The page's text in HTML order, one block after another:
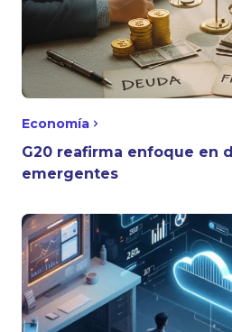
Economía
G20 reafirma enfoque en
emergentes